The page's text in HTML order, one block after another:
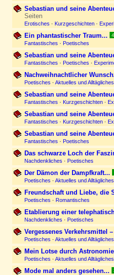
Sebastian und seine
Seiten
Erotisches · Kurzgeschichten ·
Ein phantastischer Traum...
Fantastisches · Poetisches
Sebastian und seine
Fantastisches · Poetisches ·
Nachweihnachtlicher
Poetisches · Aktuelles und Alltägliches
Sebastian und seine
Fantastisches · Kurzgeschichten ·
Sebastian und seine
Fantastisches · Kurzgeschichten ·
Sebastian und seine
Fantastisches · Poetisches
Das schwarze Loch der
Nachdenkliches · Poetisches
Der Dämon der Dampfkraft...
Poetisches · Aktuelles und Alltägliches
Freundschaft und Liebe, die
Poetisches · Romantisches
Etablierung einer
Nachdenkliches · Poetisches
Vergessenes Verkehrsmittel
Poetisches · Aktuelles und Alltägliches
Mein Lotse durch
Poetisches · Aktuelles und Alltägliches
Mode mal anders gesehen...